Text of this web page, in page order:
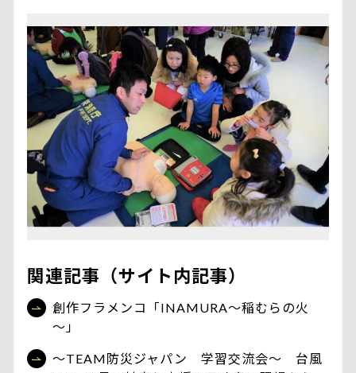
関連記事（サイト内記事）
創作フラメンコ「INAMURA～稲むらの火
～」
～TEAM防災ジャパン 学習交流会～ 台風